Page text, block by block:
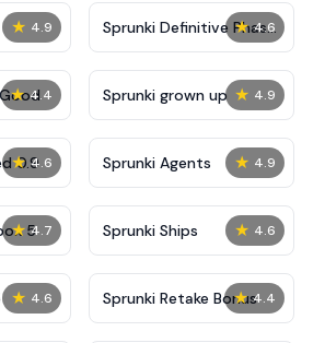
★ 4.9 ★ 4.6
Sprunki Definitive Phase
7
★ 4.4 ★ 4.9
Sprunki grown up
★ 4.6
0.9 ★ 4.9
Sprunki Agents
★ 4.7
5 ★ 4.6
Sprunki Ships
★ 4.6 ★ 4.4
Sprunki Retake Bonus